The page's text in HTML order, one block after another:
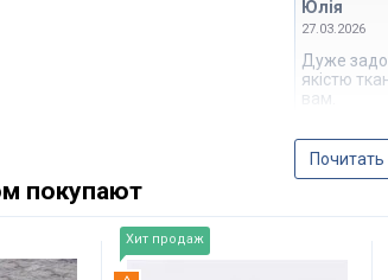
Юлія
27.03.2026
Дуже
якістю
вам.
покупают
Хит продаж